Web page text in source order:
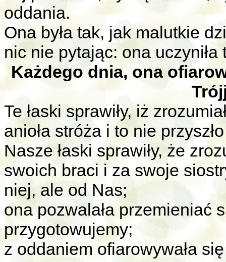
oddania.
Ona była tak, jak malutkie
nic nie pytając: ona
Każdego dnia, ona
Te łaski sprawiły, iż
anioła stróża i to nie
Nasze łaski sprawiły, że
swoich braci i za swoje
niej, ale od Nas;
ona pozwalała przemieniać
przygotowujemy;
z oddaniem ofiarowywała